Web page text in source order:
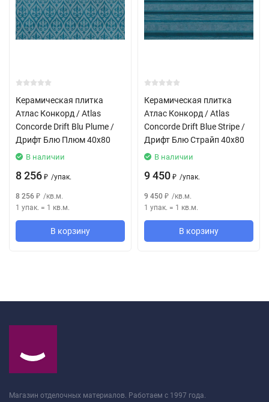
получить индивидуальные консультации по выбору цвето-
графических решений для Ваших дизайнерских или
архитектурных проектов.
Rivestimenti in Pasta Bianca
Керамическая плитка
Атлас Конкорд / Atlas
Concorde Drift Blu Plume /
Дрифт Блю Плюм 40x80
В наличии
8 256 ₽ /упак.
8 256 ₽ /кв.м.
1 упак. = 1 кв.м.
В корзину
Керамическая плитка
Атлас Конкорд / Atlas
Concorde Drift Blue Stripe /
Дрифт Блю Страйп 40x80
В наличии
9 450 ₽ /упак.
9 450 ₽ /кв.м.
1 упак. = 1 кв.м.
В корзину
Магазин отделочных материалов. Работаем с 1997 года.